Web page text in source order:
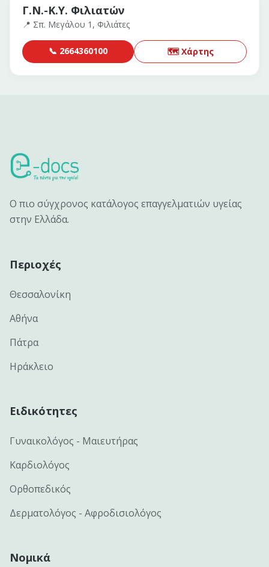
Γ.Ν.-Κ.Υ. Φιλιατών
📍 Σπ. Μεγάλου 1, Φιλιάτες
📞 2664360100 🗺 Χάρτης
Ο πιο σύγχρονος κατάλογος επαγγελματιών υγείας
στην Ελλάδα.
Περιοχές
Θεσσαλονίκη
Αθήνα
Πάτρα
Ηράκλειο
Ειδικότητες
Γυναικολόγος - Μαιευτήρας
Καρδιολόγος
Ορθοπεδικός
Δερματολόγος - Αφροδισιολόγος
Νομικά